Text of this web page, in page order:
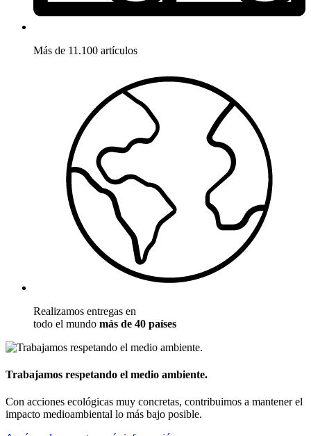
Más de 11.100 artículos
Realizamos entregas en
todo el mundo más de 40 países
Trabajamos respetando el medio ambiente.
Con acciones ecológicas muy concretas, contribuimos a mantener el
impacto medioambiental lo más bajo posible.